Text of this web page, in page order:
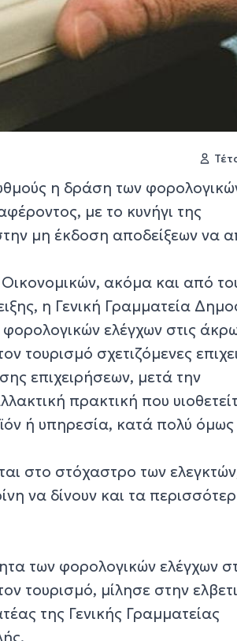
η δράση των
με το κυνήγι της
μη έκδοση αποδείξεων να
ακόμα και από
η Γενική Γραμματεία
ελέγχων στις
τουρισμό σχετιζόμενες
επιχειρήσεων, μετά την
πρακτική που
ή υπηρεσία, κατά πολύ όμως
στο στόχαστρο των
να δίνουν και τα
των φορολογικών ελέγχων
τουρισμό, μίλησε στην
της Γενικής Γραμματείας